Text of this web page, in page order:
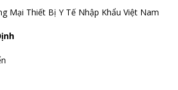
Mại Thiết Bị Y Tế Nhập Khẩu Việt Nam